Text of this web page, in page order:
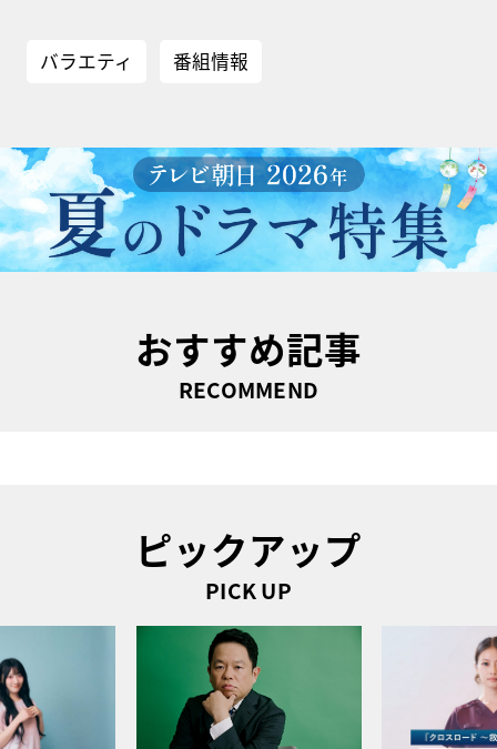
バラエティ 番組情報
おすすめ記事
RECOMMEND
ピックアップ
PICK UP